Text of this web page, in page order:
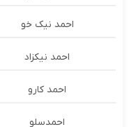
احمد نیک خو
احمد نیکزاد
احمد کارو
احمدسلو